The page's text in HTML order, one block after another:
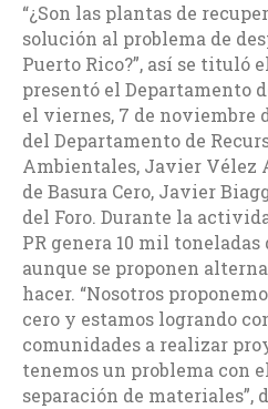
“¿Son las plantas de
solución al problema de
Puerto Rico?”, así se tituló
presentó el Departamento
el viernes, 7 de noviembre
del Departamento de
Ambientales, Javier Vélez
de Basura Cero, Javier
del Foro. Durante la
PR genera 10 mil
aunque se proponen
hacer. “Nosotros
cero y estamos logrando
comunidades a realizar
tenemos un problema con
separación de materiales”,